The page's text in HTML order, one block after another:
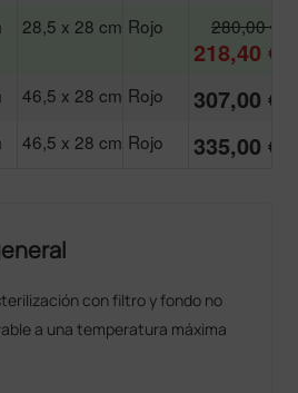
28,5 x 28 cm Rojo 280,00 €
218,40 €
46,5 x 28 cm Rojo 307,00 €
46,5 x 28 cm Rojo 335,00 €
con filtro y fondo no
a una temperatura máxima